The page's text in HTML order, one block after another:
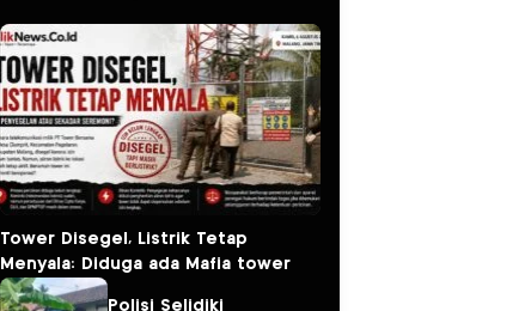
Tower Disegel, Listrik Tetap
Menyala: Diduga ada Mafia tower
Polisi Selidiki